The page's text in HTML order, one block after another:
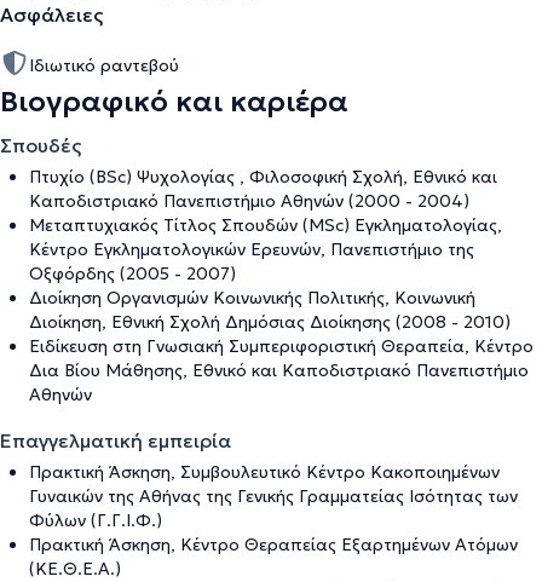
Ασφάλειες
Ιδιωτικό ραντεβού
Βιογραφικό και καριέρα
Σπουδές
Πτυχίο (BSc) Ψυχολογίας , Φιλοσοφική Σχολή, Εθνικό και
Καποδιστριακό Πανεπιστήμιο Αθηνών (2000 - 2004)
Μεταπτυχιακός Τίτλος Σπουδών (ΜSc) Εγκληματολογίας,
Κέντρο Εγκληματολογικών Ερευνών, Πανεπιστήμιο της
Οξφόρδης (2005 - 2007)
Διοίκηση Οργανισμών Κοινωνικής Πολιτικής, Κοινωνική
Διοίκηση, Εθνική Σχολή Δημόσιας Διοίκησης (2008 - 2010)
Ειδίκευση στη Γνωσιακή Συμπεριφοριστική Θεραπεία, Κέντρο
Δια Βίου Μάθησης, Εθνικό και Καποδιστριακό Πανεπιστήμιο
Αθηνών
Επαγγελματική εμπειρία
Πρακτική Άσκηση, Συμβουλευτικό Κέντρο Κακοποιημένων
Γυναικών της Αθήνας της Γενικής Γραμματείας Ισότητας των
Φύλων (Γ.Γ.Ι.Φ.)
Πρακτική Άσκηση, Κέντρο Θεραπείας Εξαρτημένων Ατόμων
(ΚΕ.Θ.Ε.Α.)